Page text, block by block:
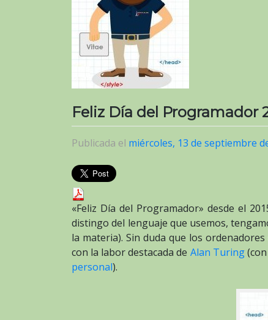
Feliz Día del Programador
Publicada el miércoles, 13 de septiembre
«Feliz Día del Programador» desde el
distingo del lenguaje que usemos,
la materia). Sin duda que los
con la labor destacada de Alan Turing(con
personal).